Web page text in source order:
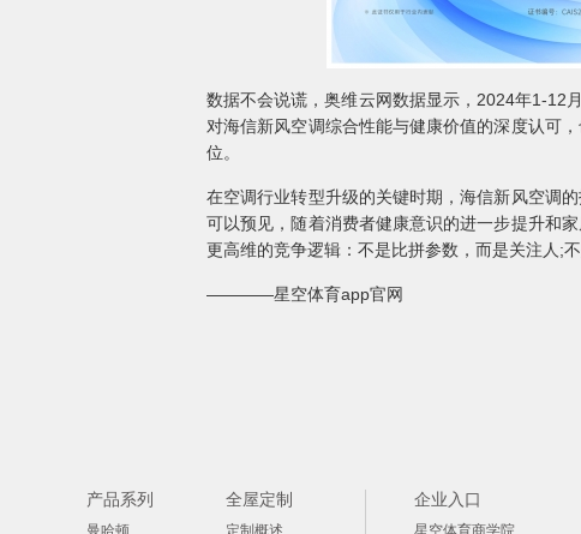
数据不会说谎，奥维云网数据显示，2024年1-12
对海信新风空调综合性能与健康价值的深度认可
位。
在空调行业转型升级的关键时期，海信新风空调
可以预见，随着消费者健康意识的进一步提升和
更高维的竞争逻辑：不是比拼参数，而是关注人;
————星空体育app官网
产品系列
曼哈顿
全屋定制
定制概述
企业入口
星空体育商学院